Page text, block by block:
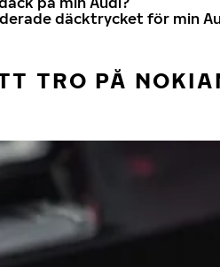
däcktrycket för min
TRO PÅ